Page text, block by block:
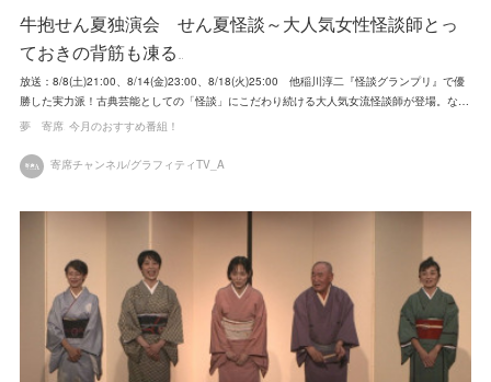
牛抱せん夏独演会 せん夏怪談～大人気女性怪談師とっ
ておきの背筋も凍る…
放送：8/8(土)21:00、8/14(金)23:00、8/18(火)25:00 他稲川淳二『怪談グランプリ』で優
勝した実力派！古典芸能としての「怪談」にこだわり続ける大人気女流怪談師が登場。な…
夢 寄席 今月のおすすめ番組！
寄席チャンネル/グラフィティTV_A